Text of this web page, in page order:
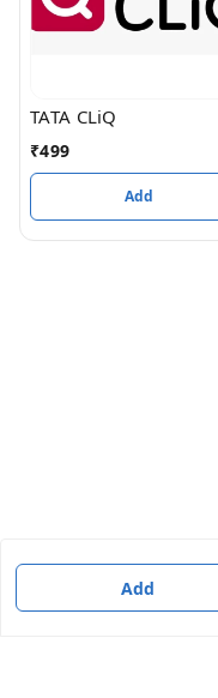
Add
TATA CLiQ
₹499
Add